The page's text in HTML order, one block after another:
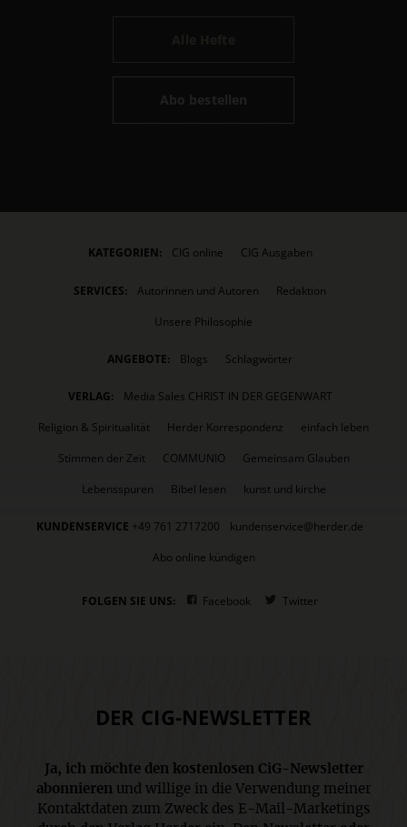
Abo bestellen
KATEGORIEN: CIG online CIG Ausgaben
SERVICES: Autorinnen und Autoren
Redaktion
Unsere Philosophie
ANGEBOTE: Blogs Schlagwörter
VERLAG:
Media Sales CHRIST IN DER GEGENWART
Religion & Spiritualität
Herder Korrespondenz
einfach leben
Stimmen der Zeit
COMMUNIO
Gemeinsam Glauben
Lebensspuren
Bibel lesen kunst und kirche
KUNDENSERVICE +49 761 2717200
kundenservice@herder.de
Abo online kündigen
FOLGEN SIE UNS: Facebook Twitter
DER CIG-NEWSLETTER
Ja, ich möchte den kostenlosen CiG-Newsletter
abonnierenund willige in die Verwendung meiner
Kontaktdaten zum Zweck des E-Mail-Marketings